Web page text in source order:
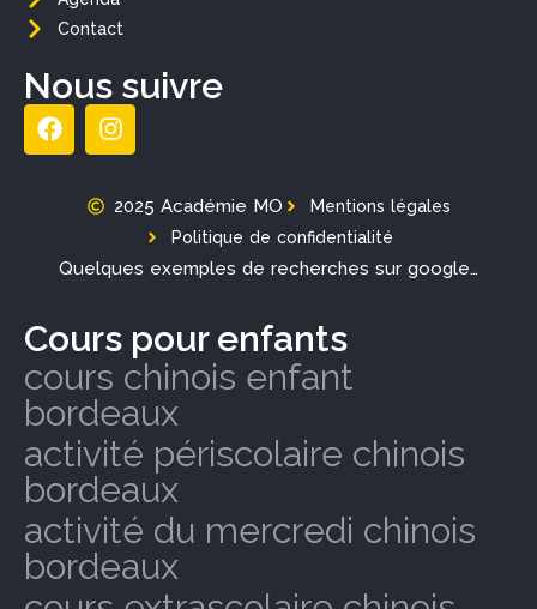
Contact
Nous suivre
2025 Académie MO
Mentions légales
Politique de confidentialité
Quelques exemples de recherches sur google…
Cours pour enfants
cours chinois enfant
bordeaux
activité périscolaire chinois
bordeaux
activité du mercredi chinois
bordeaux